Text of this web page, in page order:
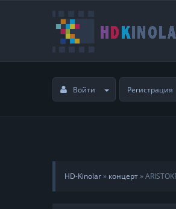
Войти Регистрация
HD-Kinolar» концерт»